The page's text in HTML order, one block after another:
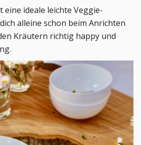
eine ideale leichte Veggie-
alleine schon beim Anrichten
Kräutern richtig happy und